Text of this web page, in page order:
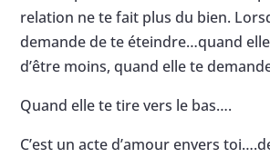
relation ne te fait plus du bien.
demande de te éteindre…quand
d’être moins, quand elle te
Quand elle te tire vers le bas….
C’est un acte d’amour envers